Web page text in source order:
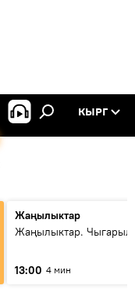
КЫРГ
Жаңылыктар
Жаңылыктар.
13:00 4 мин